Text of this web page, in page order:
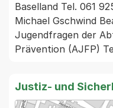
Baselland Tel. 061
Michael Gschwind
Jugendfragen der
Prävention (AJFP)
Justiz- und